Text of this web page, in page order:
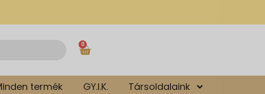
0
termék GY.I.K. Társoldalaink